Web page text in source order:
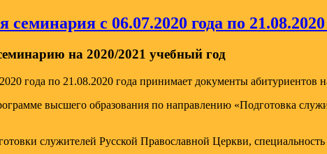
семинария с 06.07.2020 года по
на 2020/2021 учебный год
года по 21.08.2020 года принимает документы абитуриентов
высшего образования по направлению «Подготовка
служителей Русской Православной Церкви, специальность